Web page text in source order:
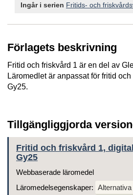
Ingår i serien Fritids- och
Förlagets beskrivning
Fritid och friskvård 1 är en del av
Läromedlet är anpassat för fritid
Gy25.
Tillgängliggjorda
Fritid och friskvård 1,
Gy25
Webbaserade läromedel
Läromedelsegenskaper: